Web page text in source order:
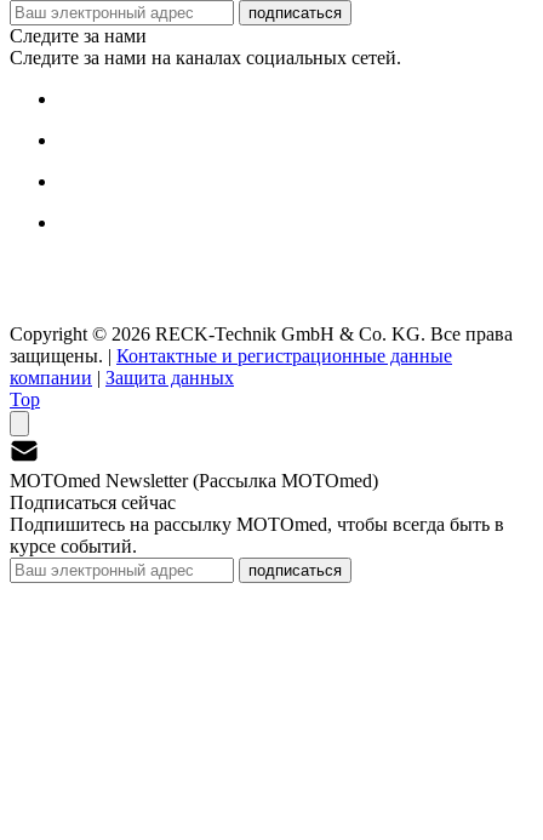
подписаться
Следите за нами
Следите за нами на каналах социальных сетей.
Copyright © 2026 RECK-Technik GmbH & Co. KG. Все права
защищены. | Контактные и регистрационные данные
компании | Защита данных
Top
MOTOmed Newsletter (Рассылка MOTOmed)
Подписаться сейчас
Подпишитесь на рассылку MOTOmed, чтобы всегда быть в
курсе событий.
подписаться